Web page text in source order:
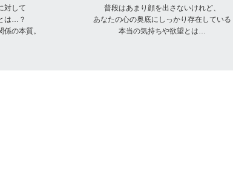
対して
は…？
の本質。
普段はあまり顔を出さないけれど、
あなたの心の奥底にしっかり存在している
本当の気持ちや欲望とは…